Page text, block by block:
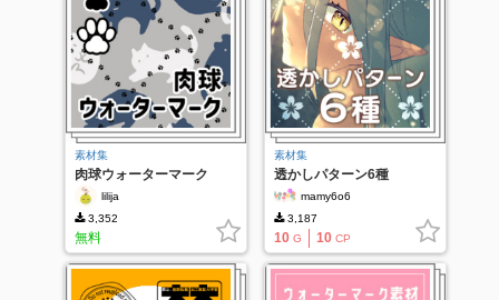
素材集
肉球ウォーターマーク
lilija
3,352
無料
素材集
透かしパターン6種
mamy6o6
3,187
10 G 10 CP